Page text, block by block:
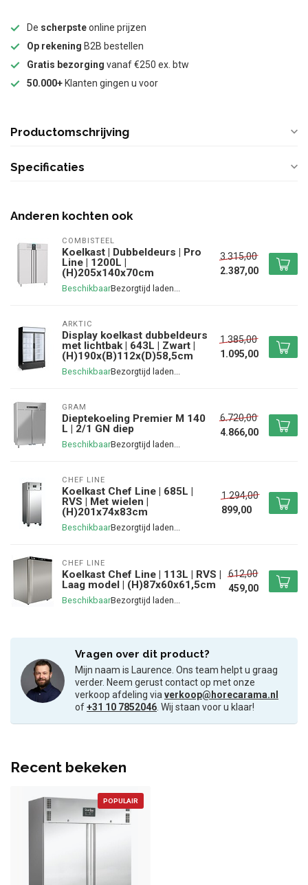
De scherpsteonline prijzen
Op rekening B2B bestellen
Gratis bezorging vanaf €250 ex. btw
50.000+ Klanten gingen u voor
Productomschrijving
Specificaties
Anderen kochten ook
COMBISTEEL
Koelkast | Dubbeldeurs | Pro
Line | 1200L |
(H)205x140x70cm
Beschikbaar
3.315,00
2.387,00
ARKTIC
Display koelkast dubbeldeurs
met lichtbak | 643L | Zwart |
(H)190x(B)112x(D)58,5cm
Beschikbaar
1.385,00
1.095,00
GRAM
Dieptekoeling Premier M 140
L | 2/1 GN diep
Beschikbaar
6.720,00
4.866,00
CHEF LINE
Koelkast Chef Line | 685L |
RVS | Met wielen |
(H)201x74x83cm
Beschikbaar
1.294,00
899,00
CHEF LINE
Koelkast Chef Line | 113L | RVS |
Laag model | (H)87x60x61,5cm
Beschikbaar
612,00
459,00
Vragen over dit product?
Mijn naam is Laurence. Ons team helpt u graag
verder. Neem gerust contact op met onze
verkoop afdeling viaverkoop@horecarama.nl
of+31 10 7852046. Wij staan voor u klaar!
Recent bekeken
POPULAIR